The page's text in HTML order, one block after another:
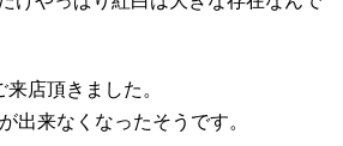
店頂きました。
出来なくなったそうです。